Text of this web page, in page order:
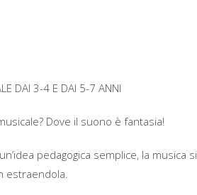
DAI 3-4 E DAI 5-7 ANNI
Dove il suono è fantasia!
pedagogica semplice, la musica si
estraendola.